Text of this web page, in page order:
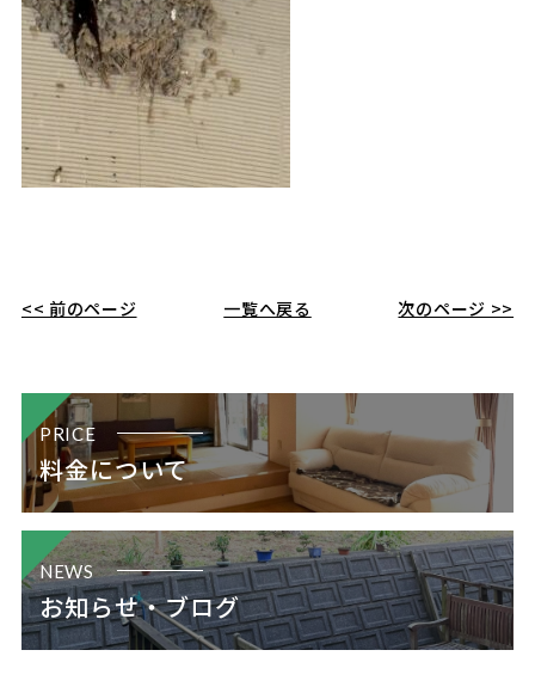
<< 前のページ 一覧へ戻る 次のページ >>
PRICE
料金について
NEWS
お知らせ・ブログ